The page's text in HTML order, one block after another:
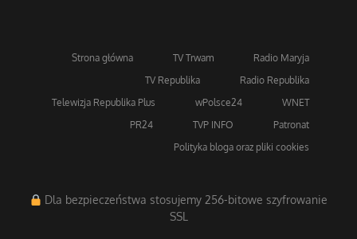
Strona główna TV Trwam
Radio Maryja
TV Republika
Radio Republika
Telewizja Republika Plus
wPolsce24
WNET
PR24
TVP INFO
Patronat
Polityka bloga oraz pliki cookies
Dla bezpieczeństwa stosujemy 256-bitowe szyfrowanie
SSL